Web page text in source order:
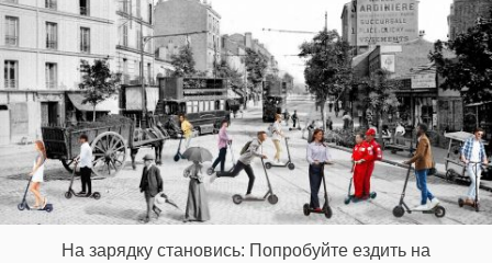
На зарядку становись: Попробуйте ездить на